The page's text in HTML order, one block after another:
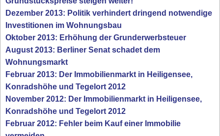
Dezember 2013: Politik verhindert dringend notwendige
Investitionen im Wohnungsbau
Oktober 2013: Erhöhung der Grunderwerbsteuer
August 2013: Berliner Senat schadet dem
Wohnungsmarkt
Februar 2013: Der Immobilienmarkt in Heiligensee,
Konradshöhe und Tegelort 2012
November 2012: Der Immobilienmarkt in Heiligensee,
Konradshöhe und Tegelort 2012
Februar 2012: Fehler beim Kauf einer Immobilie